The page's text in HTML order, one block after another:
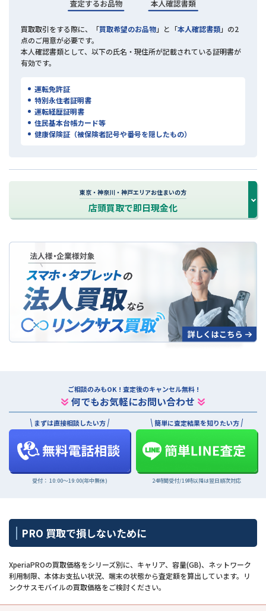
買取取引をする際に、「買取希望のお品物」と「本人確認書類」の2
点のご用意が必要です。
本人確認書類として、以下の氏名・現住所が記載されている証明書が
有効です。
運転免許証
特別永住者証明書
運転経歴証明書
住民基本台帳カード等
健康保険証（被保険者記号や番号を隠したもの）
東京・神奈川・神戸エリアお住まいの方
店頭買取で即日現金化
法人買取について
ご相談のみもOK ! 査定後のキャンセル無料 !
何でもお気軽にお問い合わせ
まずは直接相談したい方
受付： 10:00〜19:00(年中無休)
簡単に査定結果を知りたい方
24時間受付/19時以降は翌日順次対応
PRO 買取で損しないために
XperiaPROの買取価格をシリーズ別に、キャリア、容量(GB)、ネットワーク
利用制限、本体お支払い状況、端末の状態から査定額を算出しています。リ
ンクサスモバイルの買取価格をご検討ください。